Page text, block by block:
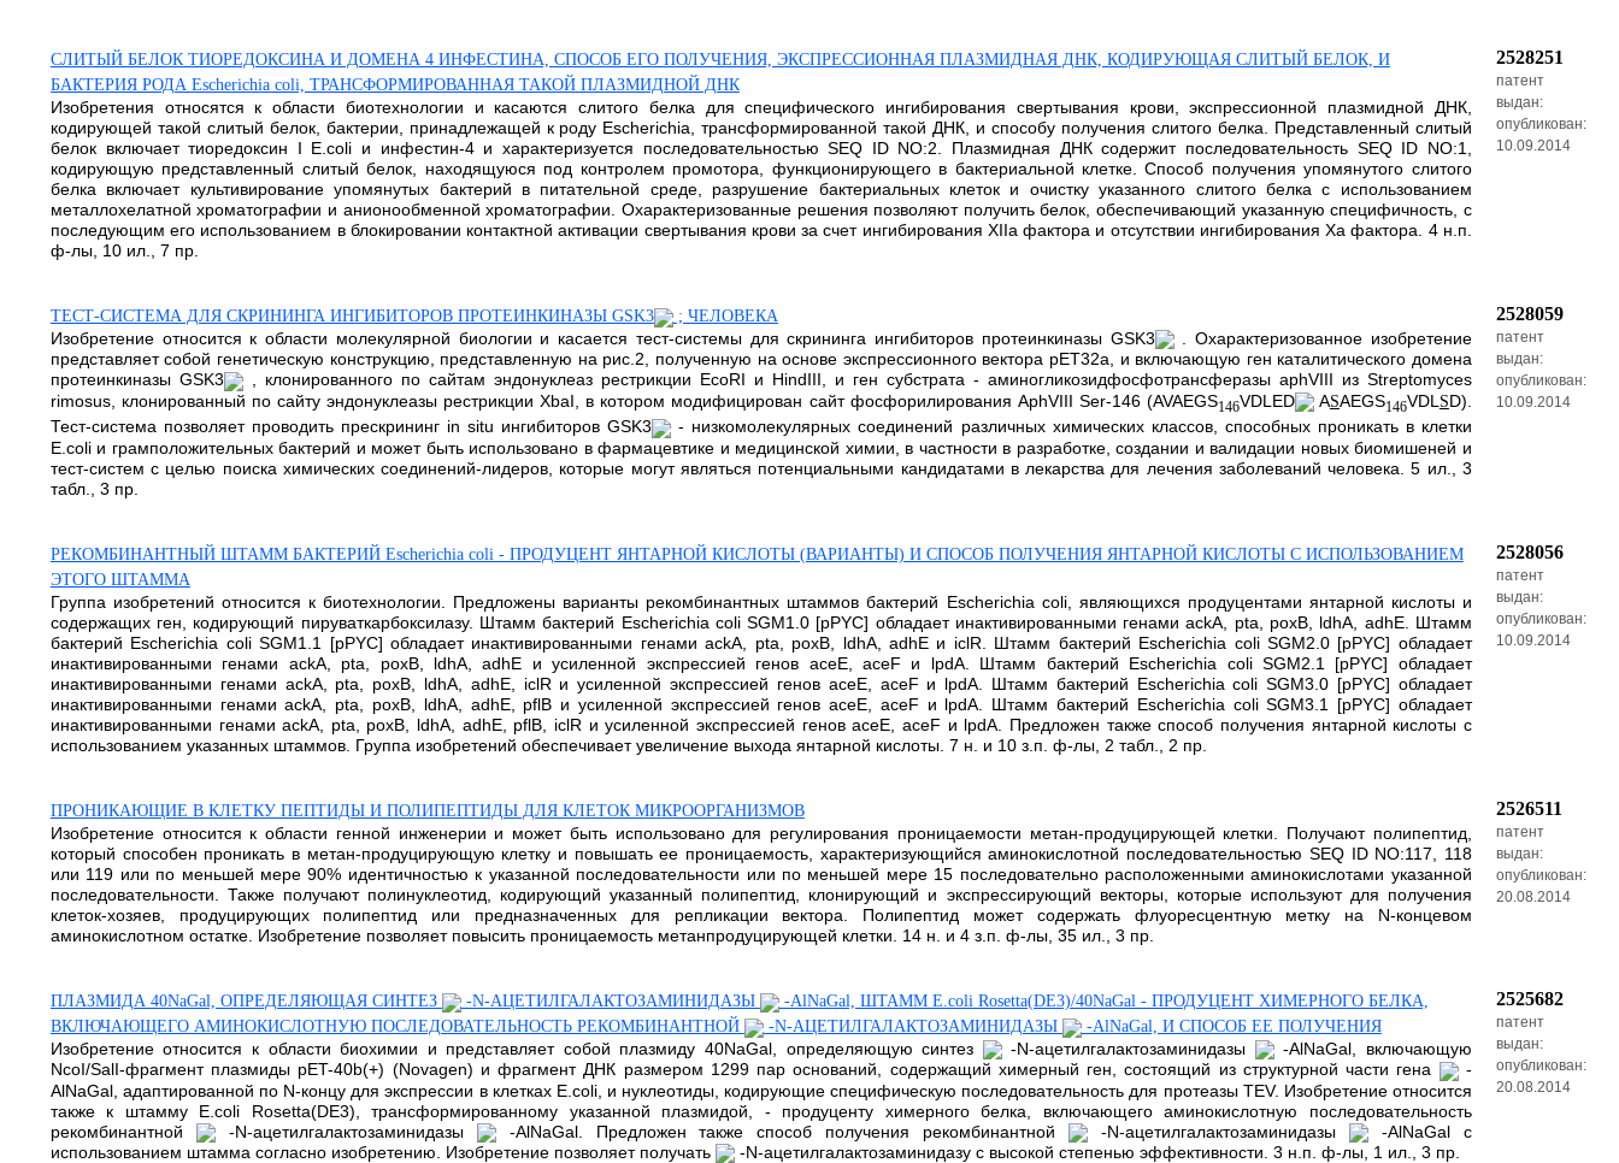
СЛИТЫЙ БЕЛОК ТИОРЕДОКСИНА И ДОМЕНА 4 ИНФЕСТИНА, СПОСОБ ЕГО ПОЛУЧЕНИЯ, ЭКСПРЕССИОННАЯ ПЛАЗМИДНАЯ ДНК, КОДИРУЮЩАЯ СЛИТЫЙ БЕЛОК, И
БАКТЕРИЯ РОДА Escherichia coli, ТРАНСФОРМИРОВАННАЯ ТАКОЙ ПЛАЗМИДНОЙ ДНК
Изобретения относятся к области биотехнологии и касаются слитого белка для специфического ингибирования свертывания крови, экспрессионной плазмидной ДНК,
кодирующей такой слитый белок, бактерии, принадлежащей к роду Escherichia, трансформированной такой ДНК, и способу получения слитого белка. Представленный слитый
белок включает тиоредоксин I E.coli и инфестин-4 и характеризуется последовательностью SEQ ID NO:2. Плазмидная ДНК содержит последовательность SEQ ID NO:1,
кодирующую представленный слитый белок, находящуюся под контролем промотора, функционирующего в бактериальной клетке. Способ получения упомянутого слитого
белка включает культивирование упомянутых бактерий в питательной среде, разрушение бактериальных клеток и очистку указанного слитого белка с использованием
металлохелатной хроматографии и анионообменной хроматографии. Охарактеризованные решения позволяют получить белок, обеспечивающий указанную специфичность, с
последующим его использованием в блокировании контактной активации свертывания крови за счет ингибирования XIIa фактора и отсутствии ингибирования Ха фактора. 4 н.п.
ф-лы, 10 ил., 7 пр.
2528251
патент
выдан:
опубликован:
10.09.2014
ТЕСТ-СИСТЕМА ДЛЯ СКРИНИНГА ИНГИБИТОРОВ ПРОТЕИНКИНАЗЫ GSK3 ; ЧЕЛОВЕКА
Изобретение относится к области молекулярной биологии и касается тест-системы для скрининга ингибиторов протеинкиназы GSK3
. Охарактеризованное изобретение
представляет собой генетическую конструкцию, представленную на рис.2, полученную на основе экспрессионного вектора pET32a, и включающую ген каталитического домена
протеинкиназы GSK3
, клонированного по сайтам эндонуклеаз рестрикции EcoRI и HindIII, и ген субстрата - аминогликозидфосфотрансферазы aphVIII из Streptomyces
rimosus, клонированный по сайту эндонуклеазы рестрикции XbaI, в котором модифицирован сайт фосфорилирования AphVIII Ser-146 (AVAEGS146VDLED ASAEGS146VDL SD).
Тест-система позволяет проводить прескрининг in situ ингибиторов GSK3
- низкомолекулярных соединений различных химических классов, способных проникать в клетки
E.coli и грамположительных бактерий и может быть использовано в фармацевтике и медицинской химии, в частности в разработке, создании и валидации новых биомишеней и
тест-систем с целью поиска химических соединений-лидеров, которые могут являться потенциальными кандидатами в лекарства для лечения заболеваний человека. 5 ил., 3
табл., 3 пр.
2528059
патент
выдан:
опубликован:
10.09.2014
РЕКОМБИНАНТНЫЙ ШТАММ БАКТЕРИЙ Escherichia coli - ПРОДУЦЕНТ ЯНТАРНОЙ КИСЛОТЫ (ВАРИАНТЫ) И СПОСОБ ПОЛУЧЕНИЯ ЯНТАРНОЙ КИСЛОТЫ С ИСПОЛЬЗОВАНИЕМ
ЭТОГО ШТАММА
Группа изобретений относится к биотехнологии. Предложены варианты рекомбинантных штаммов бактерий Escherichia coli, являющихся продуцентами янтарной кислоты и
содержащих ген, кодирующий пируваткарбоксилазу. Штамм бактерий Escherichia coli SGM1.0 [pPYC] обладает инактивированными генами ackA, pta, poxB, ldhA, adhE. Штамм
бактерий Escherichia coli SGM1.1 [pPYC] обладает инактивированными генами ackA, pta, poxB, ldhA, adhE и iclR. Штамм бактерий Escherichia coli SGM2.0 [pPYC] обладает
инактивированными генами ackA, pta, poxB, ldhA, adhE и усиленной экспрессией генов асеЕ, aceF и lpdA. Штамм бактерий Escherichia coli SGM2.1 [pPYC] обладает
инактивированными генами ackA, pta, poxB, ldhA, adhE, iclR и усиленной экспрессией генов асеЕ, aceF и lpdA. Штамм бактерий Escherichia coli SGM3.0 [pPYC] обладает
инактивированными генами ackA, pta, рохВ, ldhA, adhE, pflB и усиленной экспрессией генов асеЕ, aceF и lpdA. Штамм бактерий Escherichia coli SGM3.1 [pPYC] обладает
инактивированными генами ackA, pta, рохВ, ldhA, adhE, pflB, iclR и усиленной экспрессией генов асеЕ, aceF и lpdA. Предложен также способ получения янтарной кислоты с
использованием указанных штаммов. Группа изобретений обеспечивает увеличение выхода янтарной кислоты. 7 н. и 10 з.п. ф-лы, 2 табл., 2 пр.
2528056
патент
выдан:
опубликован:
10.09.2014
ПРОНИКАЮЩИЕ В КЛЕТКУ ПЕПТИДЫ И ПОЛИПЕПТИДЫ ДЛЯ КЛЕТОК МИКРООРГАНИЗМОВ
Изобретение относится к области генной инженерии и может быть использовано для регулирования проницаемости метан-продуцирующей клетки. Получают полипептид,
который способен проникать в метан-продуцирующую клетку и повышать ее проницаемость, характеризующийся аминокислотной последовательностью SEQ ID NO:117, 118
или 119 или по меньшей мере 90% идентичностью к указанной последовательности или по меньшей мере 15 последовательно расположенными аминокислотами указанной
последовательности. Также получают полинуклеотид, кодирующий указанный полипептид, клонирующий и экспрессирующий векторы, которые используют для получения
клеток-хозяев, продуцирующих полипептид или предназначенных для репликации вектора. Полипептид может содержать флуоресцентную метку на N-концевом
аминокислотном остатке. Изобретение позволяет повысить проницаемость метанпродуцирующей клетки. 14 н. и 4 з.п. ф-лы, 35 ил., 3 пр.
2526511
патент
выдан:
опубликован:
20.08.2014
ПЛАЗМИДА 40NaGal, ОПРЕДЕЛЯЮЩАЯ СИНТЕЗ -N-АЦЕТИЛГАЛАКТОЗАМИНИДАЗЫ
-AlNaGal, ШТАММ E.coli Rosetta(DE3)/40NaGal - ПРОДУЦЕНТ ХИМЕРНОГО БЕЛКА,
ВКЛЮЧАЮЩЕГО АМИНОКИСЛОТНУЮ ПОСЛЕДОВАТЕЛЬНОСТЬ РЕКОМБИНАНТНОЙ
-N-АЦЕТИЛГАЛАКТОЗАМИНИДАЗЫ -AlNaGal, И СПОСОБ ЕЕ ПОЛУЧЕНИЯ
Изобретение относится к области биохимии и представляет собой плазмиду 40NaGal, определяющую синтез -N-ацетилгалактозаминидазы
-AlNaGal, включающую
NcoI/SalI-фрагмент плазмиды pET-40b(+) (Novagen) и фрагмент ДНК размером 1299 пар оснований, содержащий химерный ген, состоящий из структурной части гена
-
AlNaGal, адаптированной по N-концу для экспрессии в клетках E.coli, и нуклеотиды, кодирующие специфическую последовательность для протеазы TEV. Изобретение относится
также к штамму E.coli Rosetta(DE3), трансформированному указанной плазмидой, - продуценту химерного белка, включающего аминокислотную последовательность
рекомбинантной
-N-ацетилгалактозаминидазы -AlNaGal. Предложен также способ получения рекомбинантной -N-ацетилгалактозаминидазы
-AlNaGal с
использованием штамма согласно изобретению. Изобретение позволяет получать
-N-ацетилгалактозаминидазу с высокой степенью эффективности. 3 н.п. ф-лы, 1 ил., 3 пр.
2525682
патент
выдан:
опубликован:
20.08.2014